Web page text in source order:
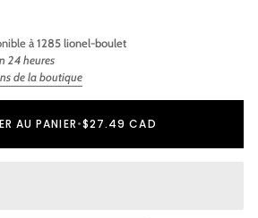
à1285 lionel-boulet
24 heures
de la boutique
AU PANIER•$27.49 CAD